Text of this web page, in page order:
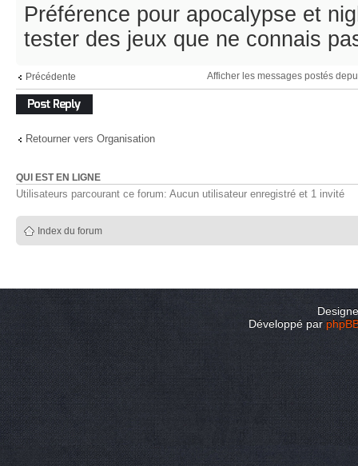
Préférence pour apocalypse et
tester des jeux que ne connais
Précédente Afficher les messages postés
Répondre
Retourner vers Organisation
QUI EST EN LIGNE
Utilisateurs parcourant ce forum: Aucun utilisateur enregistré et 1 invité
Index du forum
Développé par